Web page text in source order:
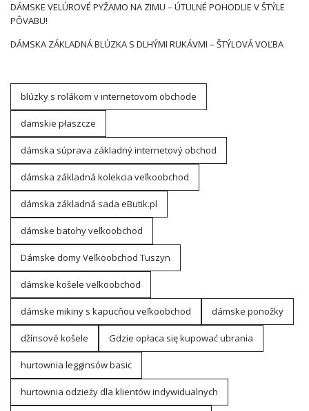
DÁMSKE VELÚROVÉ PYŽAMO NA ZIMU – ÚTULNÉ POHODLIE V ŠTÝLE
PÔVABU!
DÁMSKA ZÁKLADNÁ BLÚZKA S DLHÝMI RUKÁVMI – ŠTÝLOVÁ VOĽBA
blúzky s rolákom v internetovom obchode
damskie płaszcze
dámska súprava základný internetový obchod
dámska základná kolekcia veľkoobchod
dámska základná sada eButik.pl
dámske batohy veľkoobchod
Dámske domy Veľkoobchod Tuszyn
dámske košele veľkoobchod
dámske mikiny s kapucňou veľkoobchod dámske ponožky
džínsové košele Gdzie opłaca się kupować ubrania
hurtownia legginsów basic
hurtownia odzieży dla klientów indywidualnych